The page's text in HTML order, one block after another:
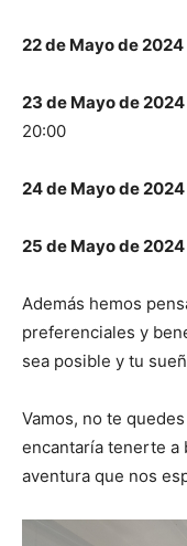
22 de Mayo de
23 de Mayo de
20:00
24 de Mayo de
25 de Mayo de
Además hemos
preferenciales y
sea posible y tu
Vamos, no te
encantaría tenerte a
aventura que nos